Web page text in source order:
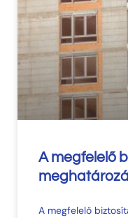
A megfelelő
A megfelelő